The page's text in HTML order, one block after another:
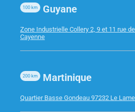
Guyane
100 km
Zone Industrielle Collery 2, 9 et 11 rue
Cayenne
Martinique
200 km
Quartier Basse Gondeau 97232 Le